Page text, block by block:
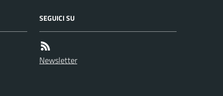
SEGUICI SU
Newsletter